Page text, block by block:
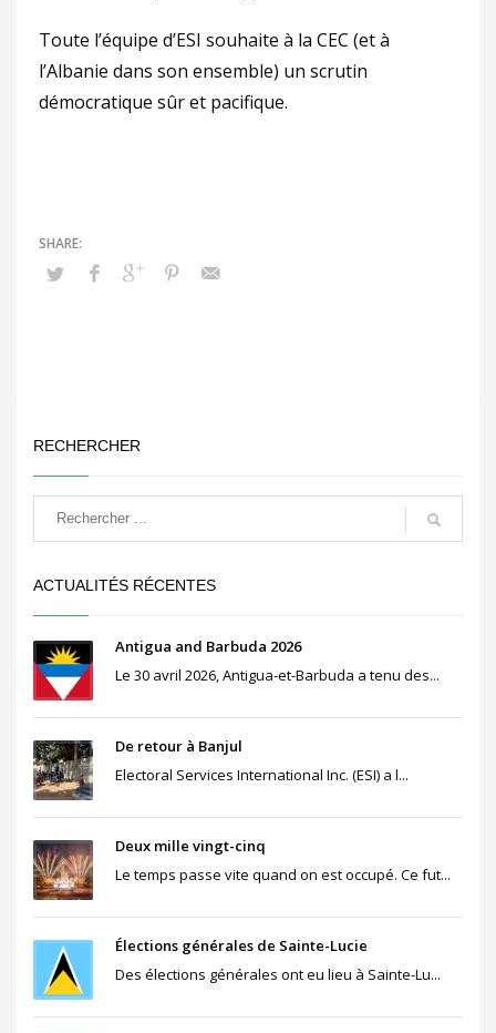
Toute l’équipe d’ESI souhaite à la CEC (et à
l’Albanie dans son ensemble) un scrutin
démocratique sûr et pacifique.
RECHERCHER
ACTUALITÉS RÉCENTES
Antigua and Barbuda 2026
Le 30 avril 2026, Antigua-et-Barbuda a tenu des...
De retour à Banjul
Electoral Services International Inc. (ESI) a l...
Deux mille vingt-cinq
Le temps passe vite quand on est occupé. Ce fut...
Élections générales de Sainte-Lucie
Des élections générales ont eu lieu à Sainte-Lu...